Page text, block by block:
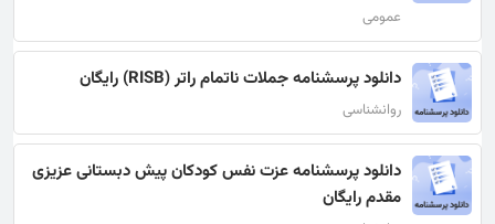
عمومی
دانلود پرسشنامه جملات ناتمام راتر (RISB) رایگان
روانشناسی
دانلود پرسشنامه عزت نفس کودکان پیش دبستانی عزیزی
مقدم رایگان